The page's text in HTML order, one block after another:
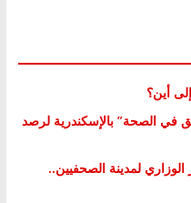
أين؟
في الصحة” بالإسكندرية لرصد
الوزاري لمدينة الصحفيين..